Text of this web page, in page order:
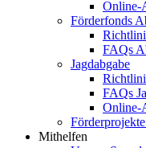
Online-
Förderfonds
FAQs
Jagdabgabe
FAQs
Online-
Mithelfen